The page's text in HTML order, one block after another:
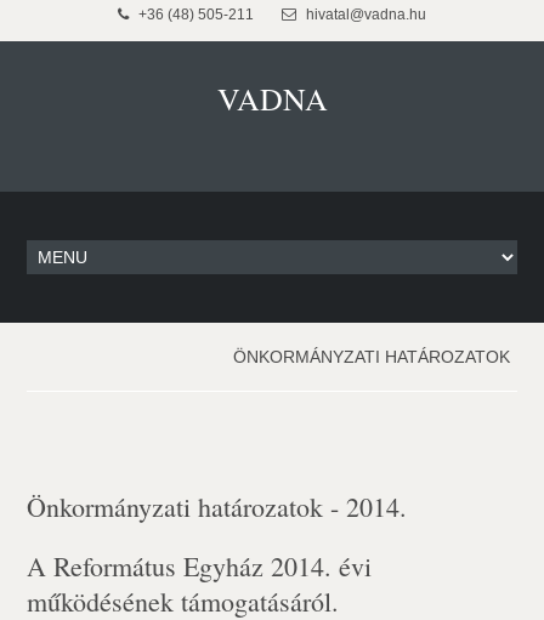
+36 (48) 505-211 hivatal@vadna.hu
VADNA
ÖNKORMÁNYZATI HATÁROZATOK
Önkormányzati határozatok - 2014.
A Református Egyház 2014. évi
működésének támogatásáról.